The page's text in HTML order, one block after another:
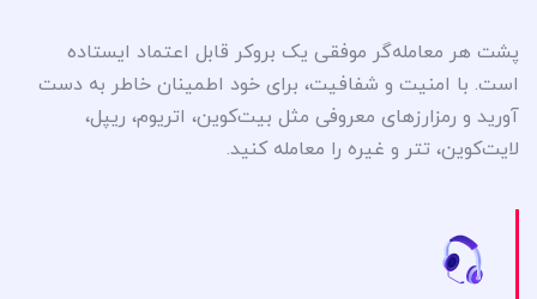
پشت هر معامله‌گر موفقی یک بروکر قابل اعتماد ایستاده
است. با امنیت و شفافیت، برای خود اطمینان خاطر به دست
آورید و رمزارزهای معروفی مثل بیت‌کوین، اتریوم، ریپل،
لایت‌کوین، تتر و غیره را معامله کنید.